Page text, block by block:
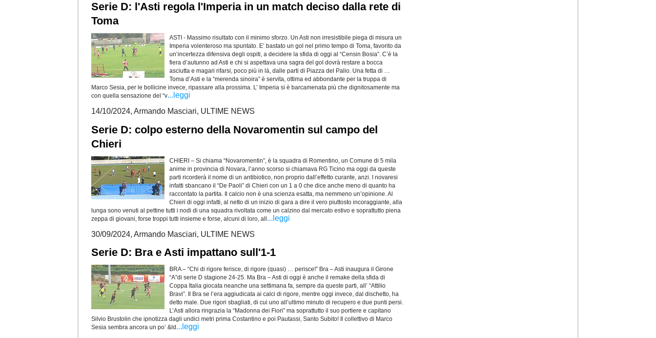
Serie D: l'Asti regola l'Imperia in un match deciso dalla rete di
Toma
ASTI - Massimo risultato con il minimo sforzo. Un Asti non irresistibile piega di misura un
Imperia volenteroso ma spuntato. E’ bastato un gol nel primo tempo di Toma, favorito da
un’incertezza difensiva degli ospiti, a decidere la sfida di oggi al “Censin Bosia”. C’è la
fiera d’autunno ad Asti e chi si aspettava una sagra del gol dovrà restare a bocca
asciutta e magari rifarsi, poco più in là, dalle parti di Piazza del Palio. Una fetta di …
Toma d’Asti e la “merenda sinoira” è servita, ottima ed abbondante per la truppa di
Marco Sesia, per le bollicine invece, ripassare alla prossima. L’ Imperia si è barcamenata più che dignitosamente ma
con quella sensazione del “v...leggi
14/10/2024, Armando Masciari, ULTIME NEWS
Serie D: colpo esterno della Novaromentin sul campo del
Chieri
CHIERI – Si chiama “Novaromentin”, è la squadra di Romentino, un Comune di 5 mila
anime in provincia di Novara, l’anno scorso si chiamava RG Ticino ma oggi da queste
parti ricorderà il nome di un antibiotico, non proprio dall’effetto curante, anzi. I novaresi
infatti sbancano il “De Paoli” di Chieri con un 1 a 0 che dice anche meno di quanto ha
raccontato la partita. Il calcio non è una scienza esatta, ma nemmeno un’opinione. Al
Chieri di oggi infatti, al netto di un inizio di gara a dire il vero piuttosto incoraggiante, alla
lunga sono venuti al pettine tutti i nodi di una squadra rivoltata come un calzino dal mercato estivo e soprattutto piena
zeppa di giovani, forse troppi tutti insieme e forse, alcuni di loro, all...leggi
30/09/2024, Armando Masciari, ULTIME NEWS
Serie D: Bra e Asti impattano sull'1-1
BRA – “Chi di rigore ferisce, di rigore (quasi) … perisce!” Bra – Asti inaugura il Girone
“A”di serie D stagione 24-25. Ma Bra – Asti di oggi è anche il remake della sfida di
Coppa Italia giocata neanche una settimana fa, sempre da queste parti, all’ “Attilio
Bravi”. Il Bra se l’era aggiudicata ai calci di rigore, mentre oggi invece, dal dischetto, ha
detto male. Due rigori sbagliati, di cui uno all’ultimo minuto di recupero e due punti persi.
L’Asti allora ringrazia la “Madonna dei Fiori” ma soprattutto il suo portiere e capitano
Silvio Brustolin che ipnotizza dagli undici metri prima Costantino e poi Pautassi, Santo Subito! Il collettivo di Marco
Sesia sembra ancora un po’ &ld ...leggi